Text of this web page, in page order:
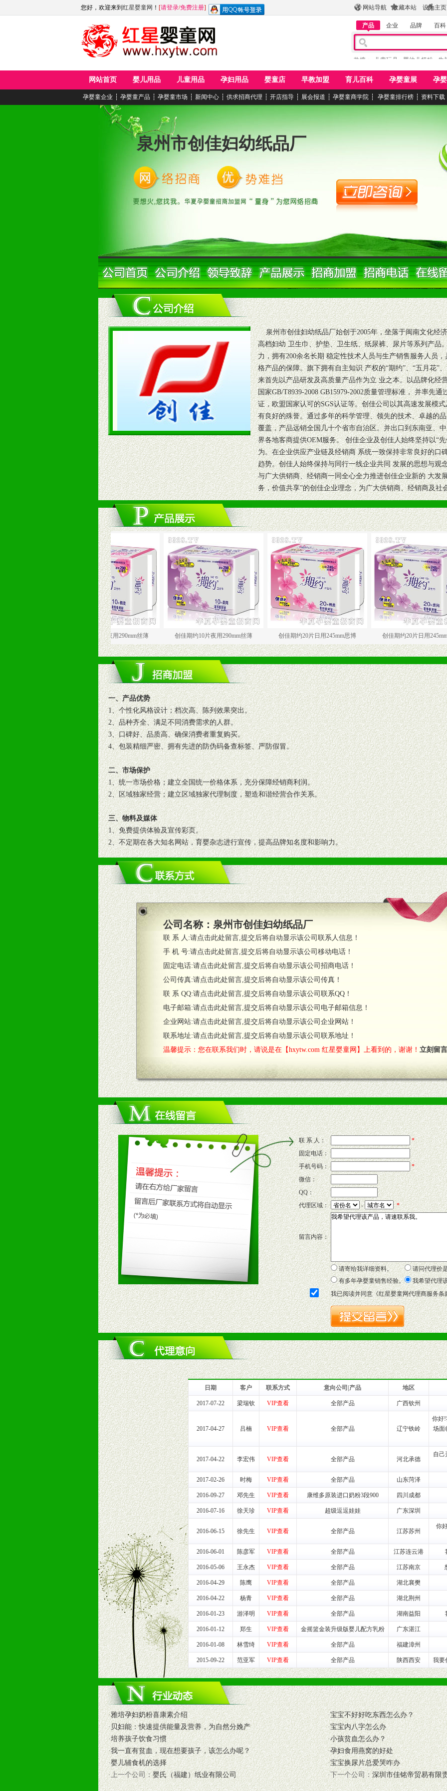
网站导航 收藏本站 设为主页
您好，欢迎来到 红星婴童网 ！ [请登录/免费注册]
产品 企业 品牌 百科
热搜： 儿童玩具 婴幼儿奶粉 牛
网站首页 婴儿用品 儿童用品 孕妇用品 婴童店 早教加盟 育儿百科 孕婴童展 孕
孕婴童企业 ┆ 孕婴童产品 ┆ 孕婴童市场 ┆ 新闻中心 ┆ 供求招商代理 ┆ 开店指导 ┆ 展会报道 ┆ 孕婴童商学院 ┆ 孕婴童排行榜 ┆ 资料下载
泉州市创佳妇幼纸品厂
泉州市创佳妇幼纸品厂始创于2005年，坐落于闽南文化经
高档妇幼 卫生巾、护垫、卫生纸、纸尿裤、尿片等系列产品
力，拥有200余名长期 稳定性技术人员与生产销售服务人员
格产品的保障。旗下拥有自主知识 产权的“期约”、“五月花”
来首先以产品研发及高质量产品作为立 业之本。以品牌化经
国家GB/T8939-2008 GB15979-2002质量管理标准， 并率先通
证，欧盟国家认可的SGS认证等。创佳公司以其高速发展模
有良好的殊誉。通过多年的科学管理、领先的技术、卓越的
覆盖，产品远销全国几十个省市自治区。并出口到东南亚、
界各地客商提供OEM服务。 创佳企业及创佳人始终坚持以“
为。在企业供应产业链及经销商 系统一致保持非常良好的口
趋势。创佳人始终保持与同行一线企业共同 发展的思想与观
与广大供销商、经销商一同全心全力推进创佳企业新的 大发
务，价值共享”的创佳企业理念，为广大供销商、经销商及社
创佳期约10片夜用290mm丝薄 创佳期约10片夜用290mm丝薄 创佳期约20片日用245mm思博 创佳期约20片日用245mm丝薄
一、产品优势
1、个性化风格设计；档次高、陈列效果突出。
2、品种齐全、满足不同消费需求的人群。
3、口碑好、品质高、确保消费者重复购买。
4、包装精细严密、拥有先进的防伪码备查标签、严防假冒。
二、市场保护
1、统一市场价格；建立全国统一价格体系，充分保障经销商利润。
2、区域独家经营；建立区域独家代理制度，塑造和谐经营合作关系。
三、物料及媒体
1、免费提供体验及宣传彩页。
2、不定期在各大知名网站，育婴杂志进行宣传，提高品牌知名度和影响力。
3、根据地方实际情况提供销售喷绘画、促销架等销售道具。
四、市场操作及支持
1、根据区域市场协助制定具体营销策略。
2、根据具体情况公司给予必要市场支持。
3、根据市场需要，派驻区域销售人员全程跟踪服务，以确保产品顺利销售。
4、根据市场情况公司给予专职或兼职的业务代表及终端导购支持。
五、退换货制度
1、给予前期市场操作一定比例退换货政策。
2、对于临期，滞销品给予一定比例调换政策。
六、服务优势
1、完善的信息服务咨询中心：本着对代理商负责的态度，我们将及时回复您的疑问。
2、售后服务：突发性产品问题或消费者意见反馈，我们予以及时受理记录并合理妥善解决。
3、我们时刻整理各区销售情况，帮您诊断、分析市场，及时收编销售效果显着的案例，与您共商启动市场。
七、招商代理（全国各地）
1、认同我们的经营理念。
2、具备较好商业信誉和资金实力。
3、具备区域内良好的终端网点和销售渠道。
4、具备一定业务团队能力覆盖区域的流通渠道，孕婴童渠道，医药渠道并为之提供配送服务。
5、具备较强的市场操作意识，投入意识和配合意识。
八、品牌产品
1、不断提升品牌的知名度，美誉度。
2、不断开创新产品不断满足消费者的新需求及适应市场变化。
九、加盟优势
1、广告企划支持：产品手册、POP宣传画、三折页及宣传礼品全面配赠，免费提供软硬性平面广告、电台广
场武器。
2、市场保护支持：供优质产品，全套合法经营手续，采取统一底价供货、严格保证区域市场独占，杜绝串货
3、对代理商、经销商提供公司资执证明复印件，财务以帐单，税务发票，产品质量报告检测单，产品批号；
4、营销技术支持：因地制宜，采取方案，专家顾问团提供专柜、社区、HS、名人营销等各种模式市场实战操
5、返利奖励支持：累计进货奖励，年终完成任务返利。
6、售后服务支持：营销全程跟踪服务，提供企划、咨询、培训等企业售后服务。
7、退换货支持：诚信为本的退换货保障制度，使经销商市场操作全程无忧。
十、代理条件
1、拥有婴幼儿产品经销网络，营养品或保健食品相关渠道者。
2、认同公司产品及经营理念，有良好的商业道德，良好的商誉，良好的市场网络的公司及销售自然人。
3、严格按照统一最低渠道价格，统一最低零售价销售，保证良性的价格体系，保证均衡的利润体系。
4、具有一定的资金实力，良好的商业信誉，具备地理区位优势。
5、为维护区域经销商利益，不得窜货。
十一、公司支持
1、免费人员培训支持
由销售明星、业务拓展能手、专业营养师、儿童营养专家为客户提供包括销售、营养、售后服务等各项专业培
2、终端宣传品支持
提供全国统一的产品手册、妈妈手册、VI手册、专柜、POP终端宣传物料、多样化的促销物品、礼品等。
3、大型促销活动支持
根据市场开发需要，为代理商、经销商提供活动策划，物料支持、人员支持等。媒体宣传支持
专业的孕婴童媒体、杂志、直销目录等全国性投放，扩大产品体宣传支持
专业的孕婴童媒体、杂志、直销目录等全国性投放，扩大产品宣传，提高产品美誉度。
4、专业完善的售后服务支持
5、确保经销商相应区域内的独家垄断性经营权益。
6、实施经营管理支持，根据经销商销售情况派人员驻地指导。
7、严格控制价格的波动，并给予相应的政策，充分保证经销产品丰厚的利润空间和市场经营的高额回报。
8、提供合理的退换货保障制度，保证经销商合作零风险。
9、及时有力的推出各种终端促销活动来帮助经销商启动和拉动市场销售，提供终端物料及宣传促销用品的支
拉宝、海报、试用装等）
10、提供信息支持，使经销商商融入公司经营中，充分了解来自公司的行销计划，产品的发展，以及行业市场
11、提供方便、快捷、灵活、安全、高效和准确的后勤配送物。
12、不断寻求国际前缘产品，完善母婴、儿童产品品类，为中国妈妈、宝宝提供完善的营养健康产品和宣传
和终端客户提供更好的支持和服务。
十二、加盟方法
1、通过电话、邮件、网上留言等方式与我公司相关负责人取得联系。
2、与我公司相关人员取得联系之后需详细阅读公司有关制度以及合作加盟流程。
3、加盟者也可到我公司实地考察，合作洽谈。
公司名称： 泉州市创佳妇幼纸品厂
联 系 人:请点击此处留言,提交后将自动显示该公司联系人信息！
手 机 号:请点击此处留言,提交后将自动显示该公司移动电话！
固定电话:请点击此处留言,提交后将自动显示该公司招商电话！
公司传真:请点击此处留言,提交后将自动显示该公司传真！
联 系 QQ:请点击此处留言,提交后将自动显示该公司联系QQ！
电子邮箱:请点击此处留言,提交后将自动显示该公司电子邮箱信息！
企业网站:请点击此处留言,提交后将自动显示该公司企业网站！
联系地址:请点击此处留言,提交后将自动显示该公司联系地址！
温馨提示：您在联系我们时，请说是在【hxytw.com 红星婴童网】上看到的，谢谢！ 立刻留言
联 系 人：
*
固定电话：
手机号码：
*
微信：
QQ：
代理区域：
- *
留言内容：
请寄给我详细资料。
请问代理价
有多年孕婴童销售经验。
我希望代理
我已阅读并同意《红星婴童网代理商服务条
日期 客户 联系方式 意向公司|产品 地区
2017-07-22 梁瑞钦 VIP查看 全部产品 广西钦州
2017-04-27 吕楠 VIP查看 全部产品 辽宁铁岭
你好!
场面
2017-04-22 李宏伟 VIP查看 全部产品 河北承德
自己
2017-02-26 时梅 VIP查看 全部产品 山东菏泽
2016-09-27 邓先生 VIP查看 康维多原装进口奶粉3段900 四川成都
2016-07-16 徐天珍 VIP查看 超级逗逗娃娃 广东深圳
2016-06-15 徐先生 VIP查看 全部产品 江苏苏州
你
2016-06-01 陈彦军 VIP查看 全部产品 江苏连云港
2016-05-06 王永杰 VIP查看 全部产品 江苏南京
2016-04-29 陈鹰 VIP查看 全部产品 湖北襄樊
2016-04-22 杨青 VIP查看 全部产品 湖北荆州
2016-01-23 游泽明 VIP查看 全部产品 湖南益阳
2016-01-12 郑生 VIP查看 金摇篮金装升级版婴儿配方乳粉 广东湛江
2016-01-08 林雪绮 VIP查看 全部产品 福建漳州
2015-09-22 范亚军 VIP查看 全部产品 陕西西安 我要
·雅培孕妇奶粉喜康素介绍 ·宝宝不好好吃东西怎么办？
·贝妇能：快速提供能量及营养，为自然分娩产 ·宝宝内八字怎么办
·培养孩子饮食习惯 ·小孩贫血怎么办？
·我一直有贫血，现在想要孩子，该怎么办呢？ ·孕妇食用燕窝的好处
·婴儿辅食机的选择 ·宝宝换尿片总爱哭咋办
·上一个公司：婴氏（福建）纸业有限公司 ·下一个公司：深圳市佳铭帝贸易有限